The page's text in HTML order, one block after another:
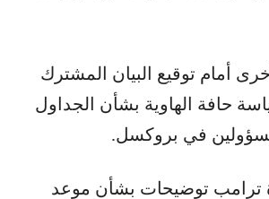
أمام توقيع البيان المشترك
حافة الهاوية بشأن الجداول
في بروكسل.
ترامب توضيحات بشأن موعد